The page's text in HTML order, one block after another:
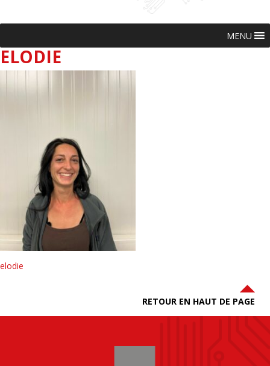
MENU
ELODIE
elodie
RETOUR EN HAUT DE PAGE